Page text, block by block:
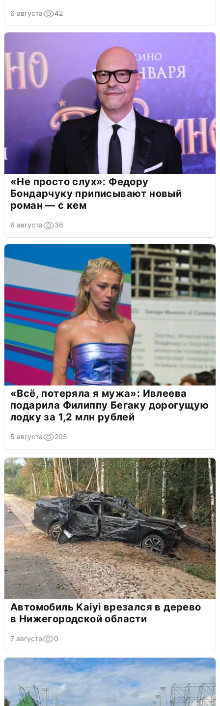
6 августа 42
«Не просто слух»: Федору
Бондарчуку приписывают новый
роман — с кем
6 августа 36
«Всё, потеряла я мужа»: Ивлеева
подарила Филиппу Бегаку дорогущую
лодку за 1,2 млн рублей
5 августа 205
Автомобиль Kaiyi врезался в дерево
в Нижегородской области
7 августа 0